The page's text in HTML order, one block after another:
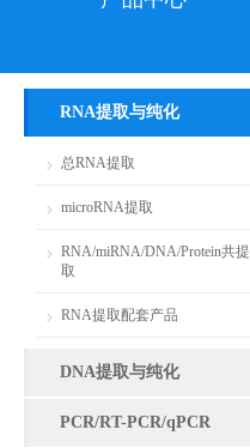
RNA提取与纯化
总RNA提取
microRNA提取
RNA/miRNA/DNA/Protein共提
取
RNA提取配套产品
DNA提取与纯化
PCR/RT-PCR/qPCR